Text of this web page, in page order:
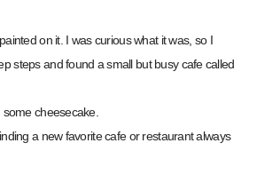
on it. I was curious what it was, so I
steps and found a small but busy cafe called
cheesecake.
a new favorite cafe or restaurant always